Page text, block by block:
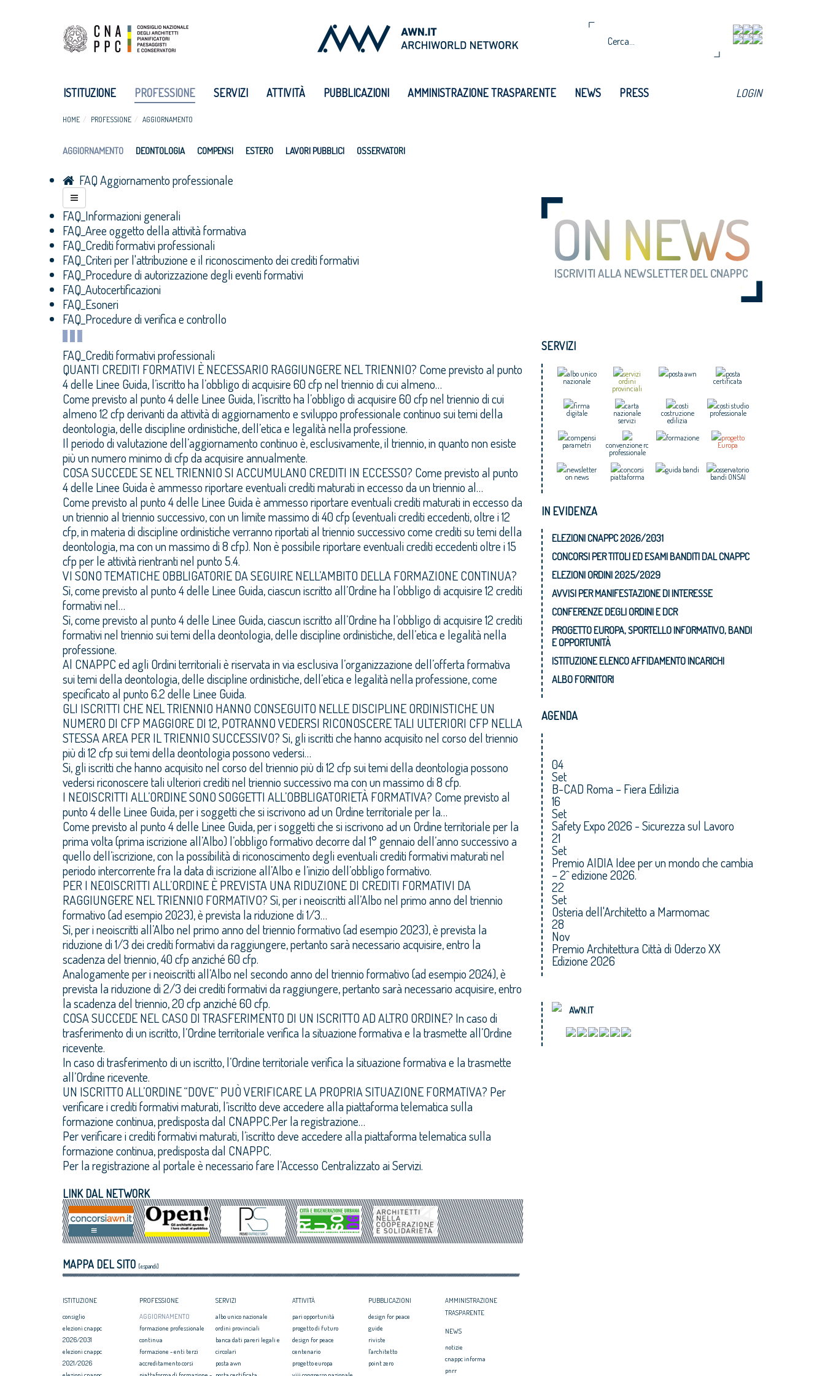
ISTITUZIONE PROFESSIONE SERVIZI ATTIVITÀ PUBBLICAZIONI AMMINISTRAZIONE TRASPARENTE NEWS PRESS LOGIN
HOME PROFESSIONE AGGIORNAMENTO
AGGIORNAMENTO DEONTOLOGIA COMPENSI ESTERO LAVORI PUBBLICI OSSERVATORI
FAQ Aggiornamento professionale
FAQ_Informazioni generali
FAQ_Aree oggetto della attività formativa
FAQ_Crediti formativi professionali
FAQ_Criteri per l'attribuzione e il riconoscimento dei crediti formativi
FAQ_Procedure di autorizzazione degli eventi formativi
FAQ_Autocertificazioni
FAQ_Esoneri
FAQ_Procedure di verifica e controllo
FAQ_Crediti formativi professionali
QUANTI CREDITI FORMATIVI È NECESSARIO RAGGIUNGERE NEL TRIENNIO? Come previsto al punto
4 delle Linee Guida, l’iscritto ha l’obbligo di acquisire 60 cfp nel triennio di cui almeno…
Come previsto al punto 4 delle Linee Guida, l’iscritto ha l’obbligo di acquisire 60 cfp nel triennio di cui
almeno 12 cfp derivanti da attività di aggiornamento e sviluppo professionale continuo sui temi della
deontologia, delle discipline ordinistiche, dell’etica e legalità nella professione.
Il periodo di valutazione dell’aggiornamento continuo è, esclusivamente, il triennio, in quanto non esiste
più un numero minimo di cfp da acquisire annualmente.
COSA SUCCEDE SE NEL TRIENNIO SI ACCUMULANO CREDITI IN ECCESSO? Come previsto al punto
4 delle Linee Guida è ammesso riportare eventuali crediti maturati in eccesso da un triennio al…
Come previsto al punto 4 delle Linee Guida è ammesso riportare eventuali crediti maturati in eccesso da
un triennio al triennio successivo, con un limite massimo di 40 cfp (eventuali crediti eccedenti, oltre i 12
cfp, in materia di discipline ordinistiche verranno riportati al triennio successivo come crediti su temi della
deontologia, ma con un massimo di 8 cfp). Non è possibile riportare eventuali crediti eccedenti oltre i 15
cfp per le attività rientranti nel punto 5.4.
VI SONO TEMATICHE OBBLIGATORIE DA SEGUIRE NELL’AMBITO DELLA FORMAZIONE CONTINUA?
Sì, come previsto al punto 4 delle Linee Guida, ciascun iscritto all’Ordine ha l’obbligo di acquisire 12 crediti
formativi nel…
Sì, come previsto al punto 4 delle Linee Guida, ciascun iscritto all’Ordine ha l’obbligo di acquisire 12 crediti
formativi nel triennio sui temi della deontologia, delle discipline ordinistiche, dell’etica e legalità nella
professione.
Al CNAPPC ed agli Ordini territoriali è riservata in via esclusiva l’organizzazione dell’offerta formativa
sui temi della deontologia, delle discipline ordinistiche, dell’etica e legalità nella professione, come
specificato al punto 6.2 delle Linee Guida.
GLI ISCRITTI CHE NEL TRIENNIO HANNO CONSEGUITO NELLE DISCIPLINE ORDINISTICHE UN
NUMERO DI CFP MAGGIORE DI 12, POTRANNO VEDERSI RICONOSCERE TALI ULTERIORI CFP NELLA
STESSA AREA PER IL TRIENNIO SUCCESSIVO?Si, gli iscritti che hanno acquisito nel corso del triennio
più di 12 cfp sui temi della deontologia possono vedersi…
Si, gli iscritti che hanno acquisito nel corso del triennio più di 12 cfp sui temi della deontologia possono
vedersi riconoscere tali ulteriori crediti nel triennio successivo ma con un massimo di 8 cfp.
I NEOISCRITTI ALL’ORDINE SONO SOGGETTI ALL’OBBLIGATORIETÀ FORMATIVA? Come previsto al
punto 4 delle Linee Guida, per i soggetti che si iscrivono ad un Ordine territoriale per la…
Come previsto al punto 4 delle Linee Guida, per i soggetti che si iscrivono ad un Ordine territoriale per la
prima volta (prima iscrizione all’Albo) l’obbligo formativo decorre dal 1° gennaio dell’anno successivo a
quello dell’iscrizione, con la possibilità di riconoscimento degli eventuali crediti formativi maturati nel
periodo intercorrente fra la data di iscrizione all’Albo e l’inizio dell’obbligo formativo.
PER I NEOISCRITTI ALL’ORDINE È PREVISTA UNA RIDUZIONE DI CREDITI FORMATIVI DA
RAGGIUNGERE NEL TRIENNIO FORMATIVO?Sì, per i neoiscritti all’Albo nel primo anno del triennio
formativo (ad esempio 2023), è prevista la riduzione di 1/3…
Sì, per i neoiscritti all’Albo nel primo anno del triennio formativo (ad esempio 2023), è prevista la
riduzione di 1/3 dei crediti formativi da raggiungere, pertanto sarà necessario acquisire, entro la
scadenza del triennio, 40 cfp anziché 60 cfp.
Analogamente per i neoiscritti all’Albo nel secondo anno del triennio formativo (ad esempio 2024), è
prevista la riduzione di 2/3 dei crediti formativi da raggiungere, pertanto sarà necessario acquisire, entro
la scadenza del triennio, 20 cfp anziché 60 cfp.
COSA SUCCEDE NEL CASO DI TRASFERIMENTO DI UN ISCRITTO AD ALTRO ORDINE? In caso di
trasferimento di un iscritto, l’Ordine territoriale verifica la situazione formativa e la trasmette all’Ordine
ricevente.
In caso di trasferimento di un iscritto, l’Ordine territoriale verifica la situazione formativa e la trasmette
all’Ordine ricevente.
UN ISCRITTO ALL’ORDINE “DOVE” PUÒ VERIFICARE LA PROPRIA SITUAZIONE FORMATIVA? Per
verificare i crediti formativi maturati, l’iscritto deve accedere alla piattaforma telematica sulla
formazione continua, predisposta dal CNAPPC.Per la registrazione…
Per verificare i crediti formativi maturati, l’iscritto deve accedere alla piattaforma telematica sulla
formazione continua, predisposta dal CNAPPC.
Per la registrazione al portale è necessario fare l’Accesso Centralizzato ai Servizi.
LINK DAL NETWORK
MAPPA DEL SITO [espandi]
ISTITUZIONE
consiglio
elezioni cnappc
2026/2031
elezioni cnappc
2021/2026
PROFESSIONE
AGGIORNAMENTO
formazione professionale
continua
formazione - enti terzi
accreditamento corsi
SERVIZI
albo unico nazionale
ordini provinciali
banca dati pareri legali e
circolari
posta awn
ATTIVITÀ
pari opportunità
progetto di futuro
design for peace
centenario
progetto europa
PUBBLICAZIONI
design for peace
guide
riviste
l'architetto
point zero
AMMINISTRAZIONE
TRASPARENTE
NEWS
notizie
cnappc informa
pnrr
SERVIZI
albo unico
nazionale
servizi
ordini
provinciali
posta awn
posta
certificata
firma
digitale
carta
nazionale
servizi
costi
costruzione
edilizia
costi studio
professionale
compensi
parametri
convenzione rc
professionale
formazione
progetto
Europa
newsletter
on news
concorsi
piattaforma
guida bandi
osservatorio
bandi ONSAI
IN EVIDENZA
ELEZIONI CNAPPC 2026/2031
CONCORSI PER TITOLI ED ESAMI BANDITI DAL CNAPPC
ELEZIONI ORDINI 2025/2029
AVVISI PER MANIFESTAZIONE DI INTERESSE
CONFERENZE DEGLI ORDINI E DCR
PROGETTO EUROPA, SPORTELLO INFORMATIVO, BANDI
E OPPORTUNITÀ
ISTITUZIONE ELENCO AFFIDAMENTO INCARICHI
ALBO FORNITORI
AGENDA
04
Set
B-CAD Roma – Fiera Edilizia
16
Set
Safety Expo 2026 - Sicurezza sul Lavoro
21
Set
Premio AIDIA Idee per un mondo che cambia
– 2^ edizione 2026.
22
Set
Osteria dell'Architetto a Marmomac
28
Nov
Premio Architettura Città di Oderzo XX
Edizione 2026
AWN.IT